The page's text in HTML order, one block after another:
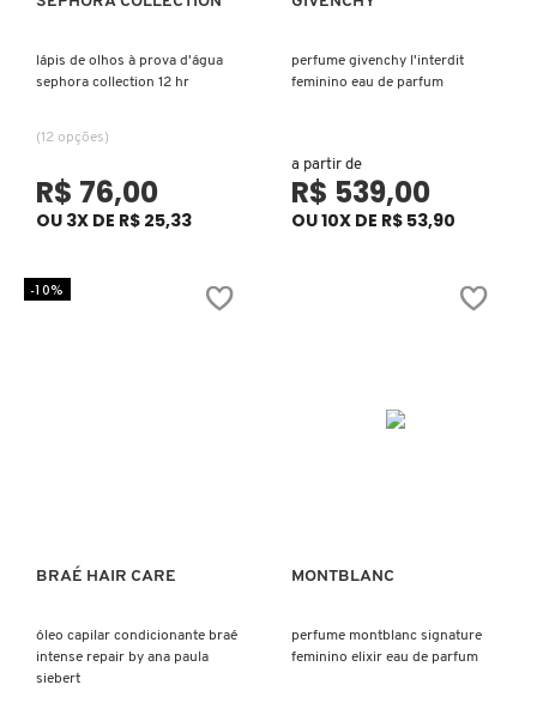
JO MALONE LONDON
KÉRASTASE
KEUNE
Ver mais
lápis de olhos à prova d'água
sephora collection 12 hr
(12 opções)
R$ 76,00
OU 3X DE R$ 25,33
Ver mais
perfume givenchy l'interdit
feminino eau de parfum
a partir de
R$ 539,00
OU 10X DE R$ 53,90
Ver mais
BRAÉ HAIR CARE
óleo capilar condicionante braé
intense repair by ana paula
siebert
-10%
Ver mais
MONTBLANC
perfume montblanc signature
feminino elixir eau de parfum